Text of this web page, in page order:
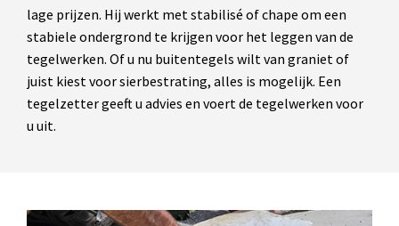
lage prijzen. Hij werkt met stabilisé of chape om een
stabiele ondergrond te krijgen voor het leggen van de
tegelwerken. Of u nu buitentegels wilt van graniet of
juist kiest voor sierbestrating, alles is mogelijk. Een
tegelzetter geeft u advies en voert de tegelwerken voor
u uit.